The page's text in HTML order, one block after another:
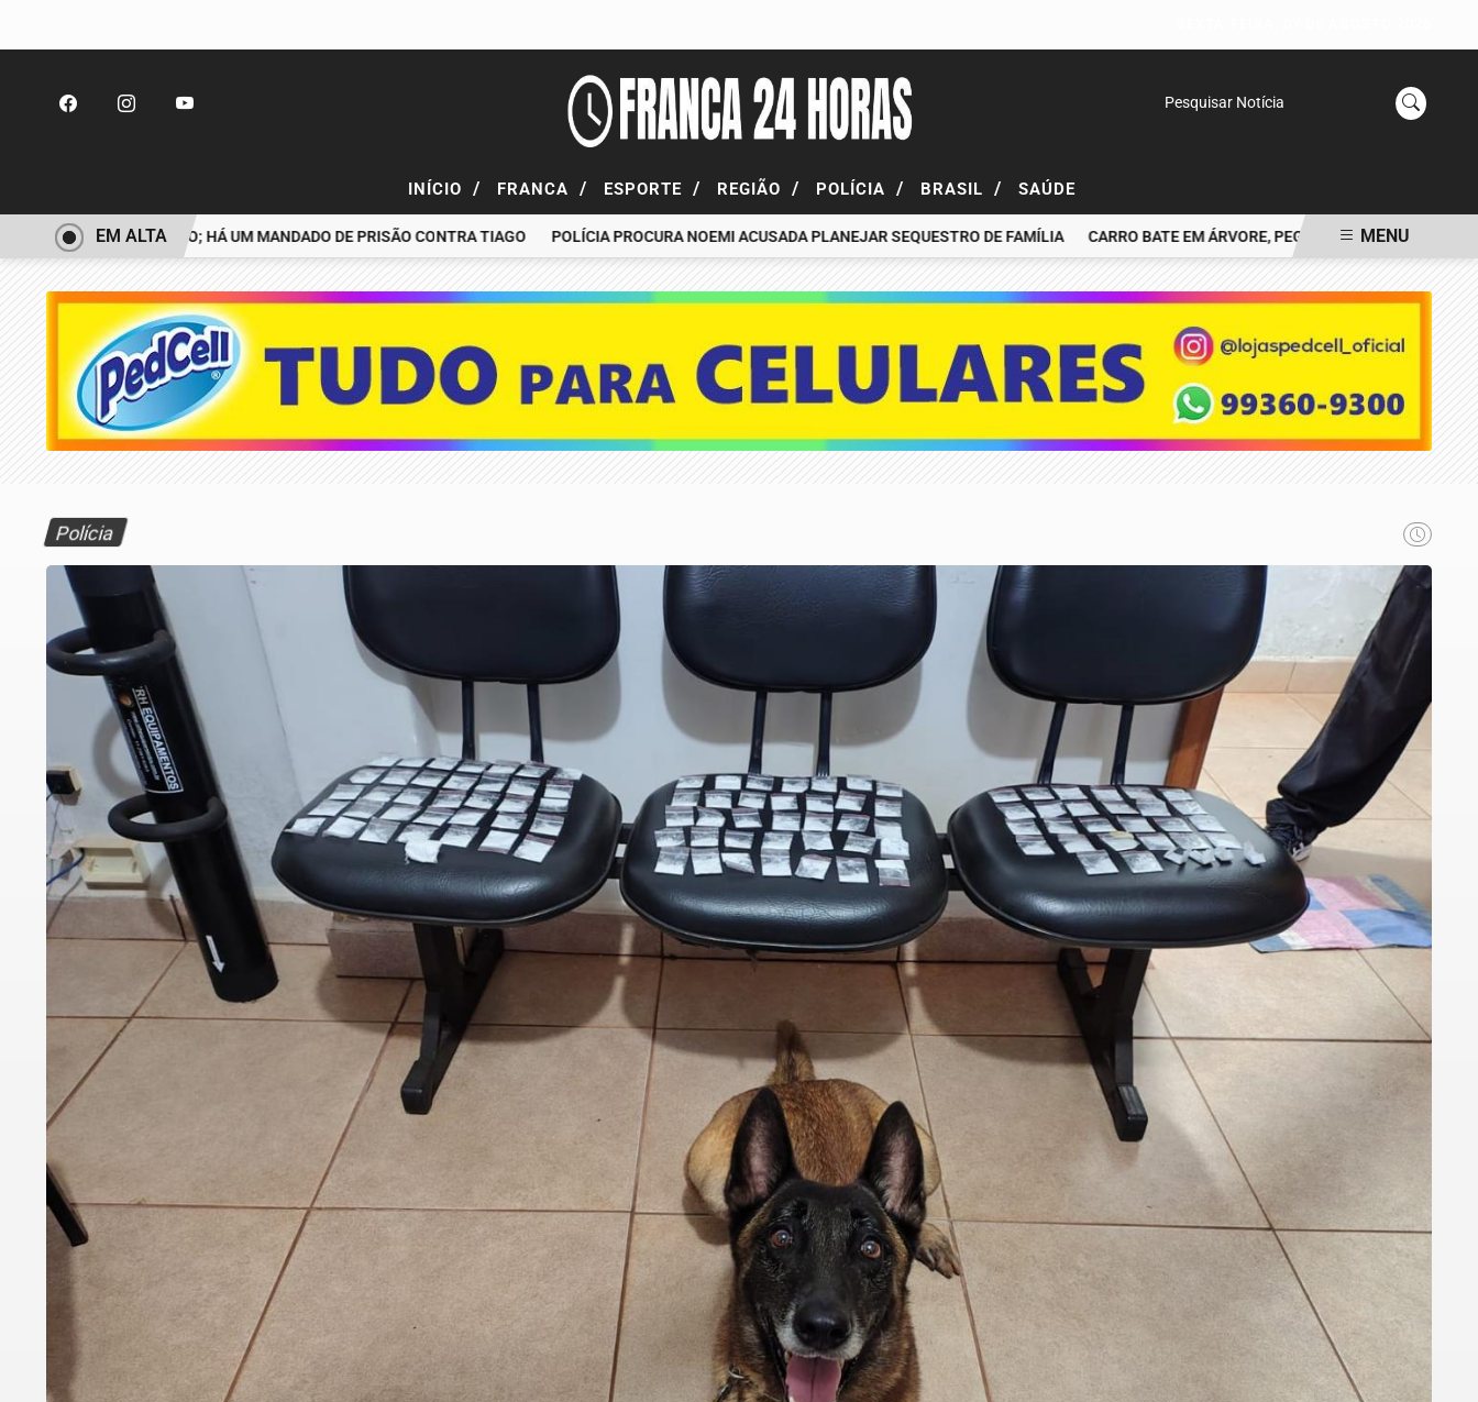
Pesquisar Notícia
INÍCIO / FRANCA / ESPORTE / REGIÃO / POLÍCIA / BRASIL / SAÚDE
É PRESO; HÁ UM MANDADO DE PRISÃO CONTRA TIAGO POLÍCIA PROCURA NOEMI ACUSADA PLANEJAR SEQUESTRO DE FAMÍLIA CARRO BATE EM ÁRVORE, PEGA FOGO E MOTORISTA
EM ALTA MENU
Polícia